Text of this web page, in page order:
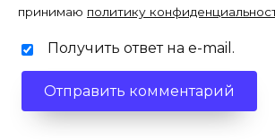
принимаю политику
Получить ответ на e-mail.